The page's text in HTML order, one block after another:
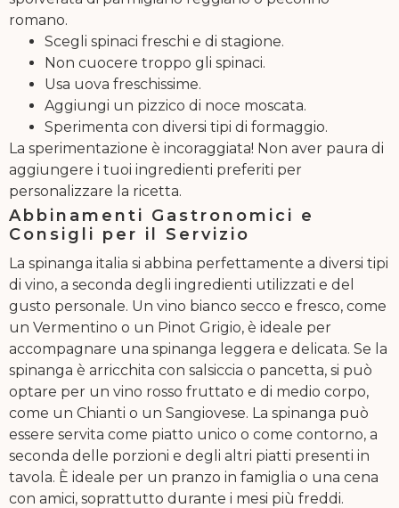
romano.
Scegli spinaci freschi e di stagione.
Non cuocere troppo gli spinaci.
Usa uova freschissime.
Aggiungi un pizzico di noce moscata.
Sperimenta con diversi tipi di formaggio.
La sperimentazione è incoraggiata! Non aver paura di
aggiungere i tuoi ingredienti preferiti per
personalizzare la ricetta.
Abbinamenti Gastronomici e
Consigli per il Servizio
La spinanga italia si abbina perfettamente a diversi tipi
di vino, a seconda degli ingredienti utilizzati e del
gusto personale. Un vino bianco secco e fresco, come
un Vermentino o un Pinot Grigio, è ideale per
accompagnare una spinanga leggera e delicata. Se la
spinanga è arricchita con salsiccia o pancetta, si può
optare per un vino rosso fruttato e di medio corpo,
come un Chianti o un Sangiovese. La spinanga può
essere servita come piatto unico o come contorno, a
seconda delle porzioni e degli altri piatti presenti in
tavola. È ideale per un pranzo in famiglia o una cena
con amici, soprattutto durante i mesi più freddi.